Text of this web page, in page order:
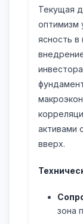
Текущая
оптимизм
ясность
активами
вверх.
зона